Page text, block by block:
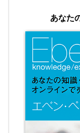
あなた